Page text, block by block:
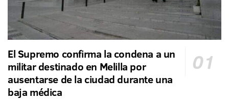
El Supremo confirma la condena a un
militar destinado en Melilla por
ausentarse de la ciudad durante una
baja médica